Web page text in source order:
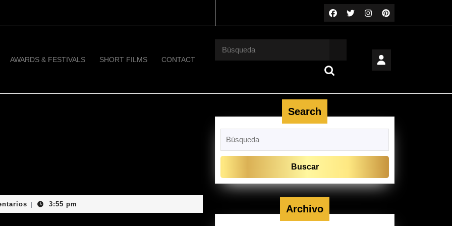
AWARDS & FESTIVALS SHORT FILMS CONTACT
3:55 pm
Search
Archivo